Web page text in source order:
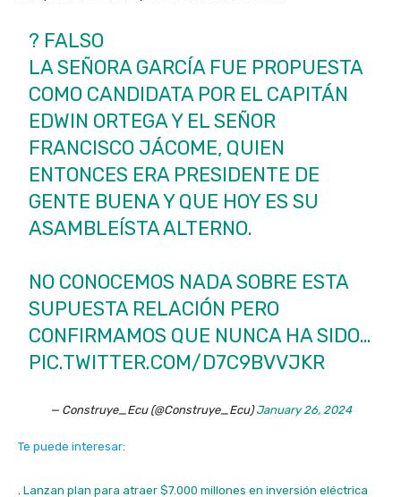
? FALSO
LA SEÑORA GARCÍA FUE PROPUESTA
COMO CANDIDATA POR EL CAPITÁN
EDWIN ORTEGA Y EL SEÑOR
FRANCISCO JÁCOME, QUIEN
ENTONCES ERA PRESIDENTE DE
GENTE BUENA Y QUE HOY ES SU
ASAMBLEÍSTA ALTERNO.
NO CONOCEMOS NADA SOBRE ESTA
SUPUESTA RELACIÓN PERO
CONFIRMAMOS QUE NUNCA HA SIDO…
PIC.TWITTER.COM/D7C9BVVJKR
— Construye_Ecu (@Construye_Ecu)January 26, 2024
Te puede interesar:
. Lanzan plan para atraer $7.000 millones en inversión eléctrica